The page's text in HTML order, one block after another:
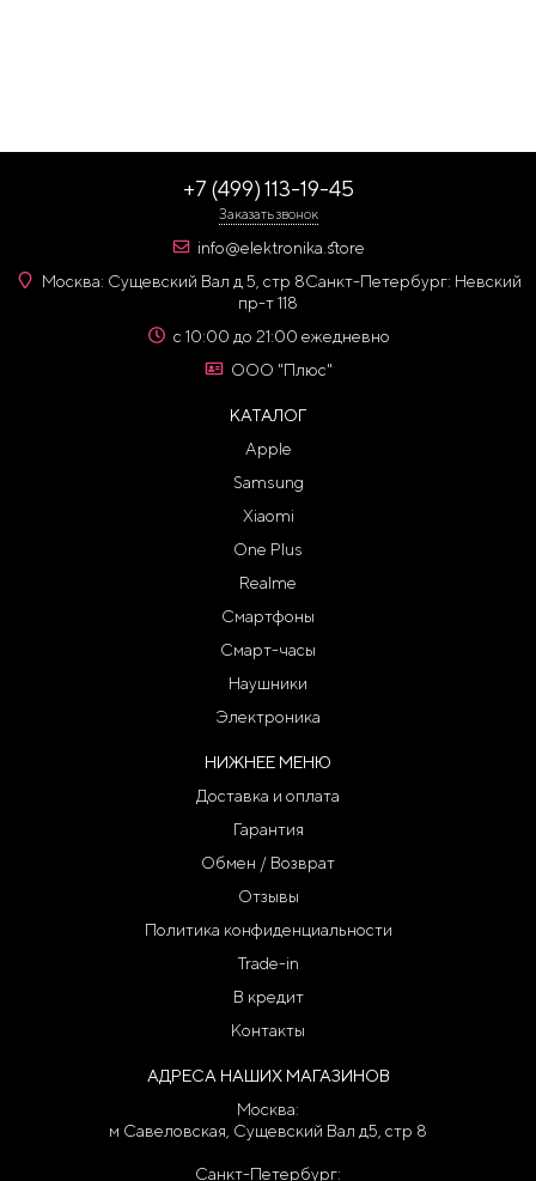
+7 (499) 113-19-45
Заказать звонок
info@elektronika.store
Москва: Сущевский Вал д 5, стр 8Санкт-Петербург: Невский
пр-т 118
с 10:00 до 21:00 ежедневно
ООО "Плюс"
КАТАЛОГ
Apple
Samsung
Xiaomi
One Plus
Realme
Смартфоны
Смарт-часы
Наушники
Электроника
НИЖНЕЕ МЕНЮ
Доставка и оплата
Гарантия
Обмен / Возврат
Отзывы
Политика конфиденциальности
Trade-in
В кредит
Контакты
АДРЕСА НАШИХ МАГАЗИНОВ
Москва:
м Савеловская, Сущевский Вал д5, стр 8
Санкт-Петербург: